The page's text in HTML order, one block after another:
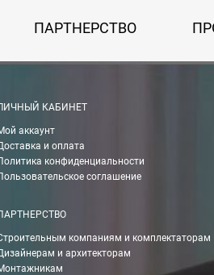
«Доставка Boxberry»
ПАРТНЕРСТВО
КАБИНЕТ
аккаунт
и оплата
конфиденциальности
соглашение
компаниям и комплектаторам
и архитекторам